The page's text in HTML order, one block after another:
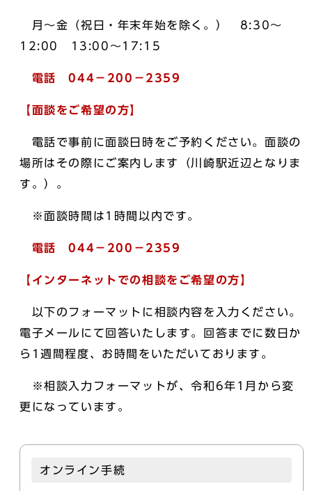
月～金（祝日・年末年始を除く。） 8:30～
12:00 13:00～17:15
電話 044－200－2359
【面談をご希望の方】
電話で事前に面談日時をご予約ください。面談の
場所はその際にご案内します（川崎駅近辺となりま
す。）。
※面談時間は1時間以内です。
電話 044－200－2359
【インターネットでの相談をご希望の方】
以下のフォーマットに相談内容を入力ください。
電子メールにて回答いたします。回答までに数日か
ら1週間程度、お時間をいただいております。
※相談入力フォーマットが、令和6年1月から変
更になっています。
オンライン手続